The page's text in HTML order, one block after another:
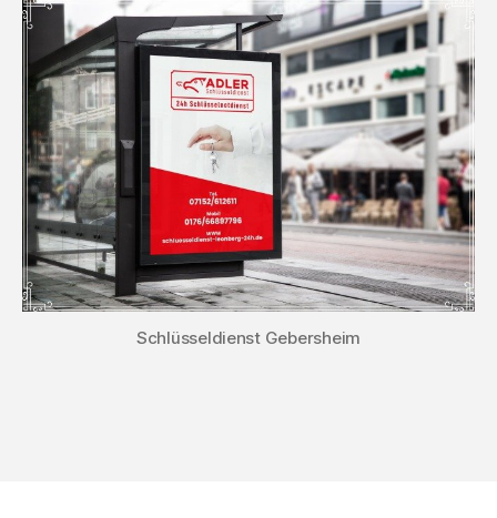
Schlüsseldienst Gebersheim